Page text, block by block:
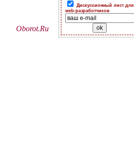
Дискуссионный лист для
web-разработчиков
Oborot.Ru